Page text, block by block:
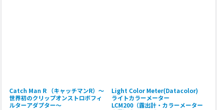
Catch Man R （キャッチマンR）〜
世界初のクリップオンストロボフィ
ルターアダプター〜
Light Color Meter(Datacolor)
ライトカラーメーター
LCM200（露出計・カラーメーター